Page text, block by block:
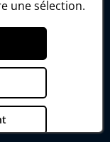
plateforme de
la recherche du
une sélection.